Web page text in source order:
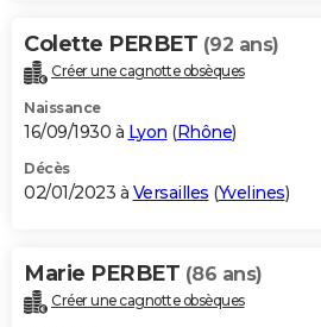
Colette PERBET (92 ans)
Créer une cagnotte obsèques
Naissance
16/09/1930 à Lyon (Rhône)
Décès
02/01/2023 à Versailles (Yvelines)
Marie PERBET (86 ans)
Créer une cagnotte obsèques